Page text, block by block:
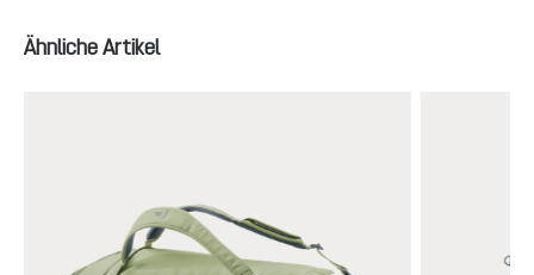
Produktgalerie überspringen
Ähnliche Artikel